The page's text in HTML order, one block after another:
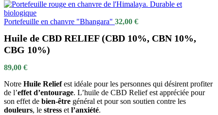
Portefeuille en chanvre "Bhangara" 32,00 €
Huile de CBD RELIEF (CBD 10%, CBN 10%,
CBG 10%)
89,00 €
Notre Huile Reliefest idéale pour les personnes qui désirent profiter
de l’effet d’entourage. L’huile de CBD Relief est appréciée pour
son effet de bien-être général et pour son soutien contre les
douleurs, le stress et l’anxiété.